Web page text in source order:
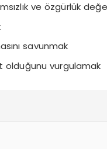
ve özgürlük
savunmak
olduğunu vurgulamak